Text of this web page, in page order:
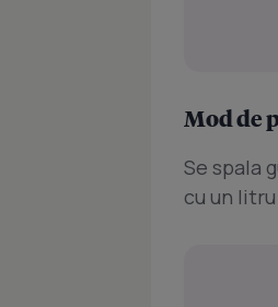
Mod de
Se spala
cu un